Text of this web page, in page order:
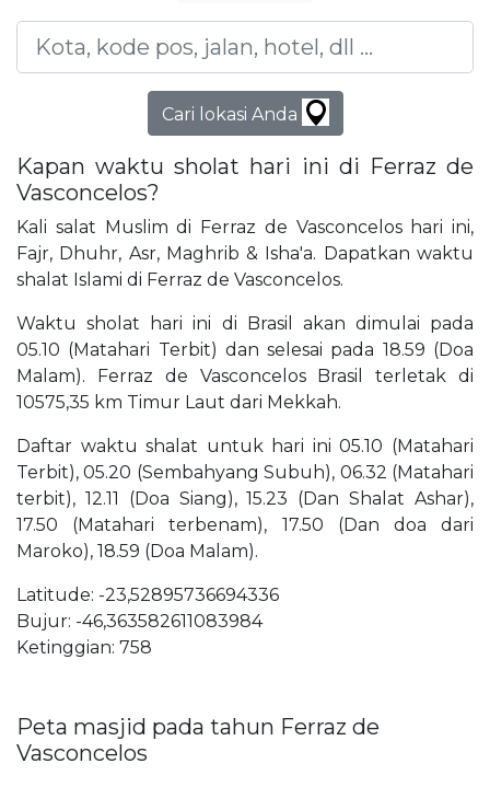
Cari lokasi Anda
Kapan waktu sholat hari ini di Ferraz de
Vasconcelos?
Kali salat Muslim di Ferraz de Vasconcelos hari ini,
Fajr, Dhuhr, Asr, Maghrib & Isha'a. Dapatkan waktu
shalat Islami di Ferraz de Vasconcelos.
Waktu sholat hari ini di Brasil akan dimulai pada
05.10 (Matahari Terbit) dan selesai pada 18.59 (Doa
Malam). Ferraz de Vasconcelos Brasil terletak di
10575,35 km Timur Laut dari Mekkah.
Daftar waktu shalat untuk hari ini 05.10 (Matahari
Terbit), 05.20 (Sembahyang Subuh), 06.32 (Matahari
terbit), 12.11 (Doa Siang), 15.23 (Dan Shalat Ashar),
17.50 (Matahari terbenam), 17.50 (Dan doa dari
Maroko), 18.59 (Doa Malam).
Latitude: -23,52895736694336
Bujur: -46,363582611083984
Ketinggian: 758
Peta masjid pada tahun Ferraz de
Vasconcelos